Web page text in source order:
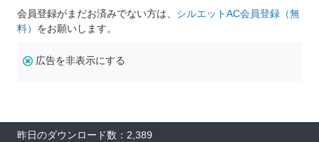
会員登録がまだお済みでない方は、 シルエットAC会員登録（無
料） をお願いします。
広告を非表示にする
昨日のダウンロード数：2,389